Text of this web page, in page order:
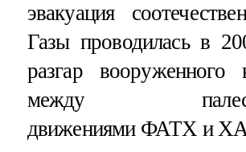
эвакуация
Газы проводилась в
разгар вооруженного
между
движениями ФАТХ и